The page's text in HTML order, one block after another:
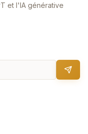
et l'IA générative